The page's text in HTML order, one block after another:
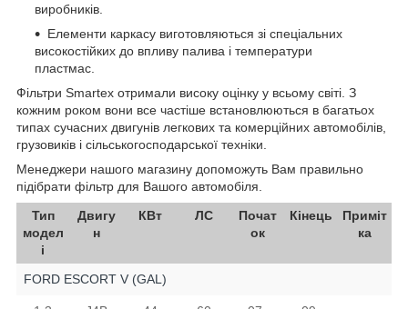
виробників.
Елементи каркасу виготовляються зі спеціальних
високостійких до впливу палива і температури
пластмас.
Фільтри Smartex отримали високу оцінку у всьому світі. З
кожним роком вони все частіше встановлюються в багатьох
типах сучасних двигунів легкових та комерційних автомобілів,
грузовиків і сільськогосподарської техніки.
Менеджери нашого магазину допоможуть Вам правильно
підібрати фільтр для Вашого автомобіля.
Тип
модел
і
Двигу
н
КВт ЛС
Почат
ок
Кінець
Приміт
ка
FORD ESCORT V (GAL)